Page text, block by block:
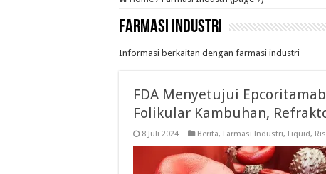
Farmasi Industri
Informasi berkaitan dengan farmasi industri
FDA Menyetujui
Folikular Kambuhan,
8 Juli 2024 Berita, Farmasi Industri, Liquid,